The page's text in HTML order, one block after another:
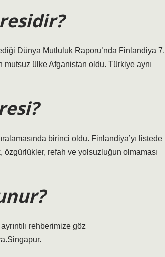
Dünya Mutluluk Raporu’nda Finlandiya 7.
mutsuz ülke Afganistan oldu. Türkiye aynı
birinci oldu. Finlandiya’yı listede
refah ve yolsuzluğun olmaması
rehberimize göz